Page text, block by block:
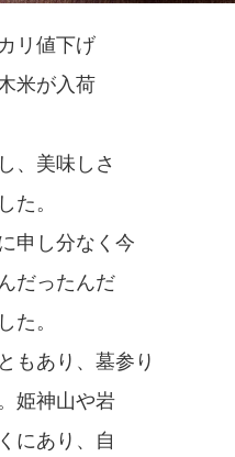
リ値下げ
米が入荷
、美味しさ
た。
申し分なく今
だったんだ
た。
もあり、墓参り
姫神山や岩
にあり、自